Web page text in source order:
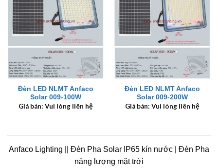
Đèn LED NLMT Anfaco
Solar 009-100W
Giá bán: Vui lòng liên hệ
Đèn LED NLMT Anfaco
Solar 009-200W
Giá bán: Vui lòng liên hệ
Anfaco Lighting || Đèn Pha Solar IP65 kín nước | Đèn Pha
năng lượng mặt trời